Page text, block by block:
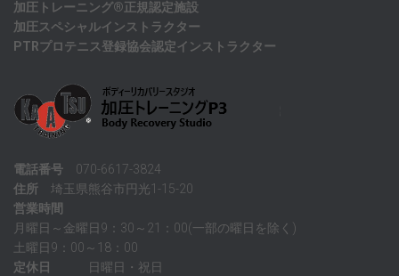
加圧トレーニング®正規認定施設
加圧スペシャルインストラクター
PTRプロテニス登録協会認定インストラクター
電話番号 070-6617-3824
住所 埼玉県熊谷市円光1-15-20
営業時間
月曜日～金曜日9：30～21：00(一部の曜日を除く)
土曜日9：00～18：00
定休日
日曜日・祝日